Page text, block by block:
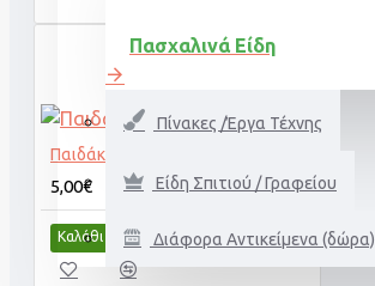
Πασχαλινά Είδη
Πίνακες /Έργα Τέχνης
Είδη Σπιτιού / Γραφείου
Διάφορα Αντικείμενα (δώρα)
Παιδάκια άγαλμα
5,00€
Καλάθι